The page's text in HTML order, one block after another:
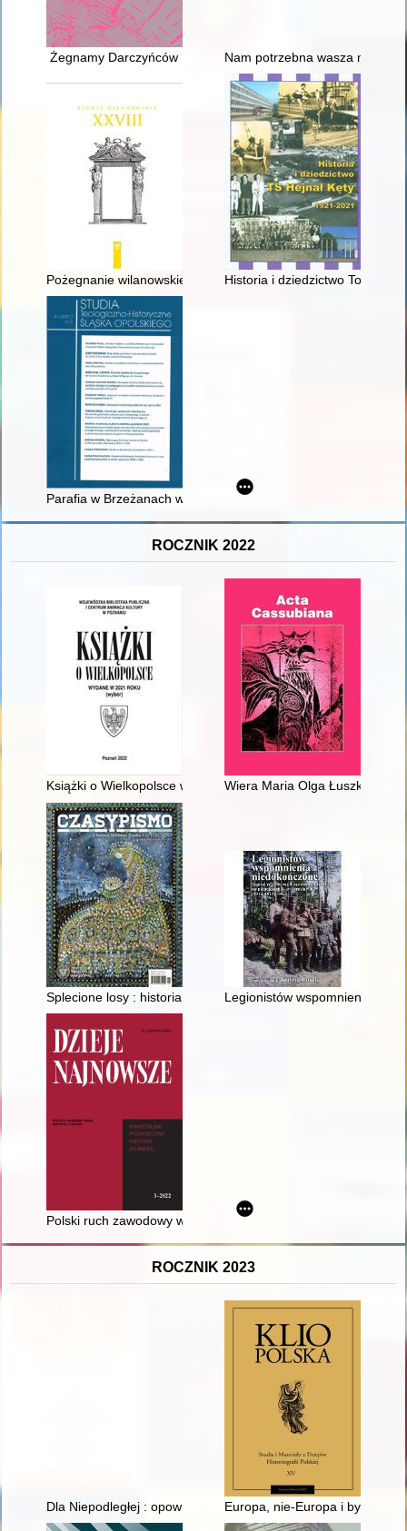
Żegnamy Darczyńców Nam potrzebna wasza męka" :
Pożegnanie wilanowskiego kobierca z Galerii Obrazów
Historia i dziedzictwo
Parafia w Brzeżanach we wrześniu 1939 r
ROCZNIK 2022
Książki o Wielkopolsce wydane w 2021 roku : (wybór)
Wiera Maria Olga Łuszkiewicz
Splecione losy : historia dwóch sióstr, które uratowały
Legionistów wspomnienia
Polski ruch zawodowy wobec Obozu Zjednoczenia
ROCZNIK 2023
Dla Niepodległej : opowieść o historii i tradycji Służby
Europa, nie-Europa i byty